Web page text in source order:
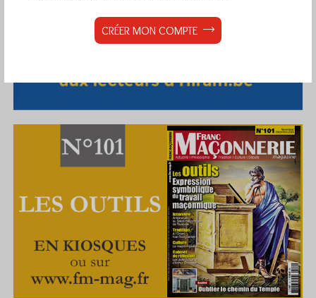
CRÉER MON COMPTE